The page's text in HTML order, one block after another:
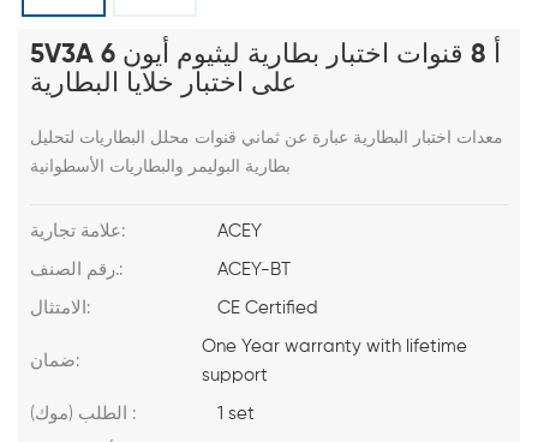
5V3A 6 أ 8 قنوات اختبار بطارية ليثيوم أيون
على اختبار خلايا البطارية
معدات اختبار البطارية عبارة عن ثماني قنوات محلل البطاريات لتحليل
بطارية البوليمر والبطاريات الأسطوانية
علامة تجارية: ACEY
رقم الصنف.: ACEY-BT
الامتثال: CE Certified
ضمان:
One Year warranty with lifetime
support
الطلب (موك) : 1 set